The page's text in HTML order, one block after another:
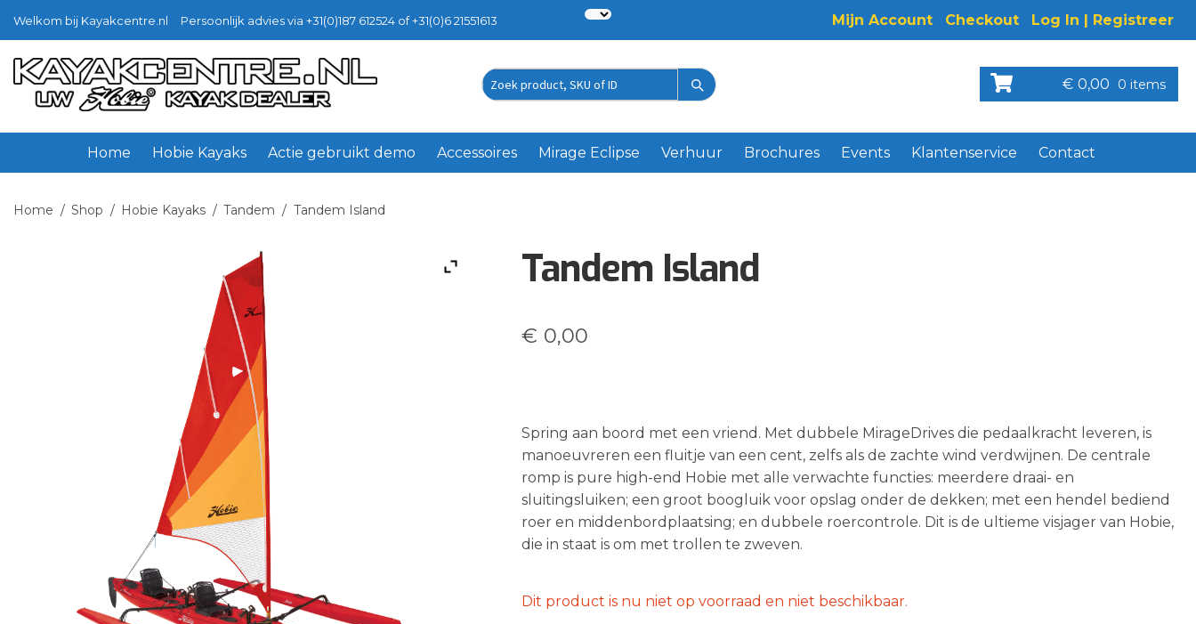
Welkom bij Kayakcentre.nl Persoonlijk advies via +31(0)187 612524 of +31(0)6 21551613 Mijn Account Checkout Log In | Registreer
Ga
door
naar
navigatie
Ga
naar
inhoud
Zoek
€ 0,00 0 items
Home Hobie Kayaks Actie gebruikt demo Accessoires Mirage Eclipse Verhuur Brochures Events Klantenservice Contact
Home / Shop / Hobie Kayaks / Tandem / Tandem Island
Tandem Island
€ 0,00
Spring aan boord met een vriend. Met dubbele MirageDrives die pedaalkracht leveren, is
manoeuvreren een fluitje van een cent, zelfs als de zachte wind verdwijnen. De centrale
romp is pure high-end Hobie met alle verwachte functies: meerdere draai- en
sluitingsluiken; een groot boogluik voor opslag onder de dekken; met een hendel bediend
roer en middenbordplaatsing; en dubbele roercontrole. Dit is de ultieme visjager van Hobie,
die in staat is om met trollen te zweven.
Dit product is nu niet op voorraad en niet beschikbaar.